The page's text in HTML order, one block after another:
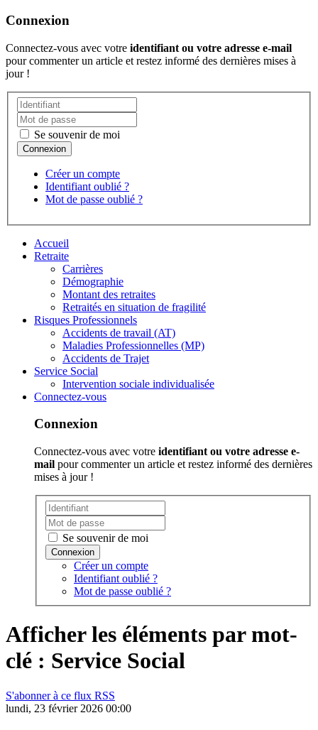
Connexion
Connectez-vous avec votre identifiant ou votre adresse e-mail
pour commenter un article et restez informé des dernières mises à
jour !
Se souvenir de moi
Créer un compte
Identifiant oublié ?
Mot de passe oublié ?
Accueil
Retraite
Carrières
Démographie
Montant des retraites
Retraités en situation de fragilité
Risques Professionnels
Accidents de travail (AT)
Maladies Professionnelles (MP)
Accidents de Trajet
Service Social
Intervention sociale individualisée
Connectez-vous
Connexion
Connectez-vous avec votre identifiant ou votre adresse e-
mail pour commenter un article et restez informé des dernières
mises à jour !
Se souvenir de moi
Créer un compte
Identifiant oublié ?
Mot de passe oublié ?
Afficher les éléments par mot-
clé : Service Social
S'abonner à ce flux RSS
lundi, 23 février 2026 00:00